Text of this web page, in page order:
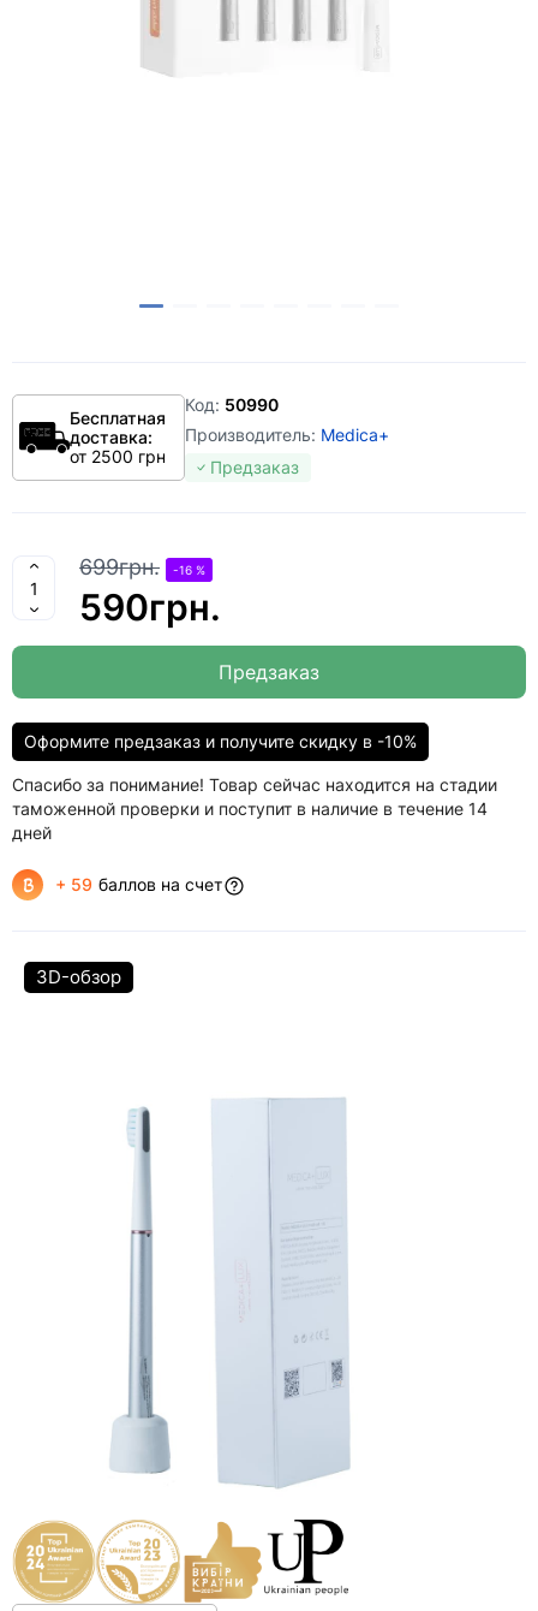
Бесплатная
доставка:
от 2500 грн
Код: 50990
Производитель: Medica+
Предзаказ
699грн. -16 %
590грн.
Предзаказ
Оформите предзаказ и получите скидку в -10%
Спасибо за понимание! Товар сейчас находится на стадии
таможенной проверки и поступит в наличие в течение 14
дней
+ 59 баллов на счет
3D-обзор